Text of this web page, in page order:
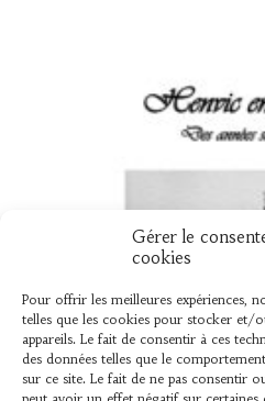
Gérer le
cookies
Pour offrir les meilleures expériences,
telles que les cookies pour stocker et/
appareils. Le fait de consentir à ces
des données telles que le
sur ce site. Le fait de ne pas consentir
UN NOUVEAU
Vient de sortir
publier un ouvrage
sur ce que les